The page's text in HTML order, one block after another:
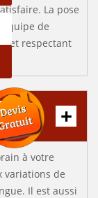
La pose
de
et respectant
:
à votre
variations de
Il est aussi